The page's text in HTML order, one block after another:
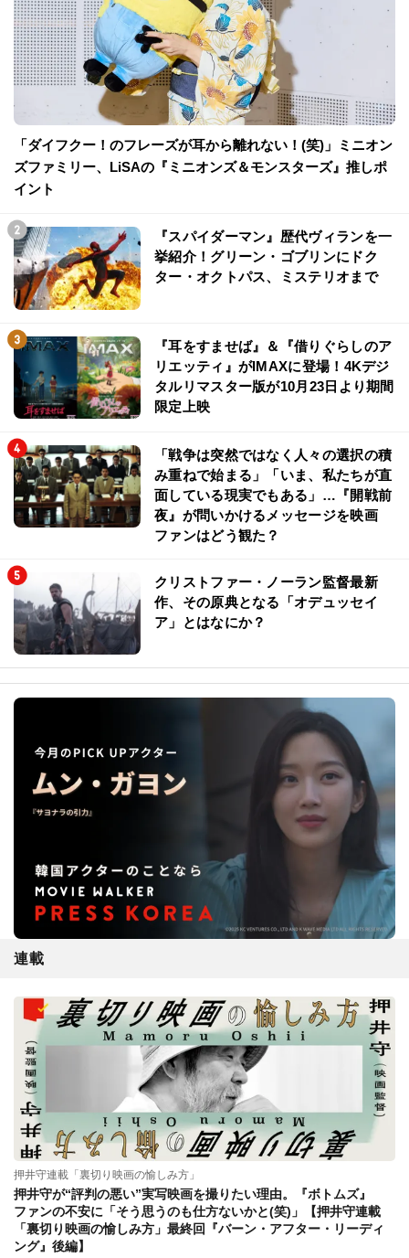
「ダイフクー！のフレーズが耳から離れない！(笑)」ミニオン
ズファミリー、LiSAの『ミニオンズ＆モンスターズ』推しポ
イント
『スパイダーマン』歴代ヴィランを一
挙紹介！グリーン・ゴブリンにドク
ター・オクトパス、ミステリオまで
『耳をすませば』＆『借りぐらしのア
リエッティ』がIMAXに登場！4Kデジ
タルリマスター版が10月23日より期間
限定上映
「戦争は突然ではなく人々の選択の積
み重ねで始まる」「いま、私たちが直
面している現実でもある」…『開戦前
夜』が問いかけるメッセージを映画
ファンはどう観た？
クリストファー・ノーラン監督最新
作、その原典となる「オデュッセイ
ア」とはなにか？
連載
押井守連載「裏切り映画の愉しみ方」
押井守が“評判の悪い”実写映画を撮りたい理由。『ボトムズ』
ファンの不安に「そう思うのも仕方ないかと(笑)」【押井守連載
「裏切り映画の愉しみ方」最終回『バーン・アフター・リーディ
ング』後編】